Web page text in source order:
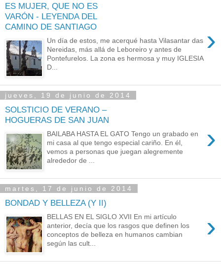
ES MUJER, QUE NO ES
VARÓN - LEYENDA DEL
CAMINO DE SANTIAGO
›
Un día de estos, me acerqué hasta Vilasantar das
Nereidas, más allá de Leboreiro y antes de
Pontefurelos. La zona es hermosa y muy IGLESIA
D...
jueves, 19 de junio de 2014
SOLSTICIO DE VERANO –
HOGUERAS DE SAN JUAN
›
BAILABA HASTA EL GATO Tengo un grabado en
mi casa al que tengo especial cariño. En él,
vemos a personas que juegan alegremente
alrededor de ...
martes, 17 de junio de 2014
BONDAD Y BELLEZA (Y II)
›
BELLAS EN EL SIGLO XVII En mi artículo
anterior, decía que los rasgos que definen los
conceptos de belleza en humanos cambian
según las cult...